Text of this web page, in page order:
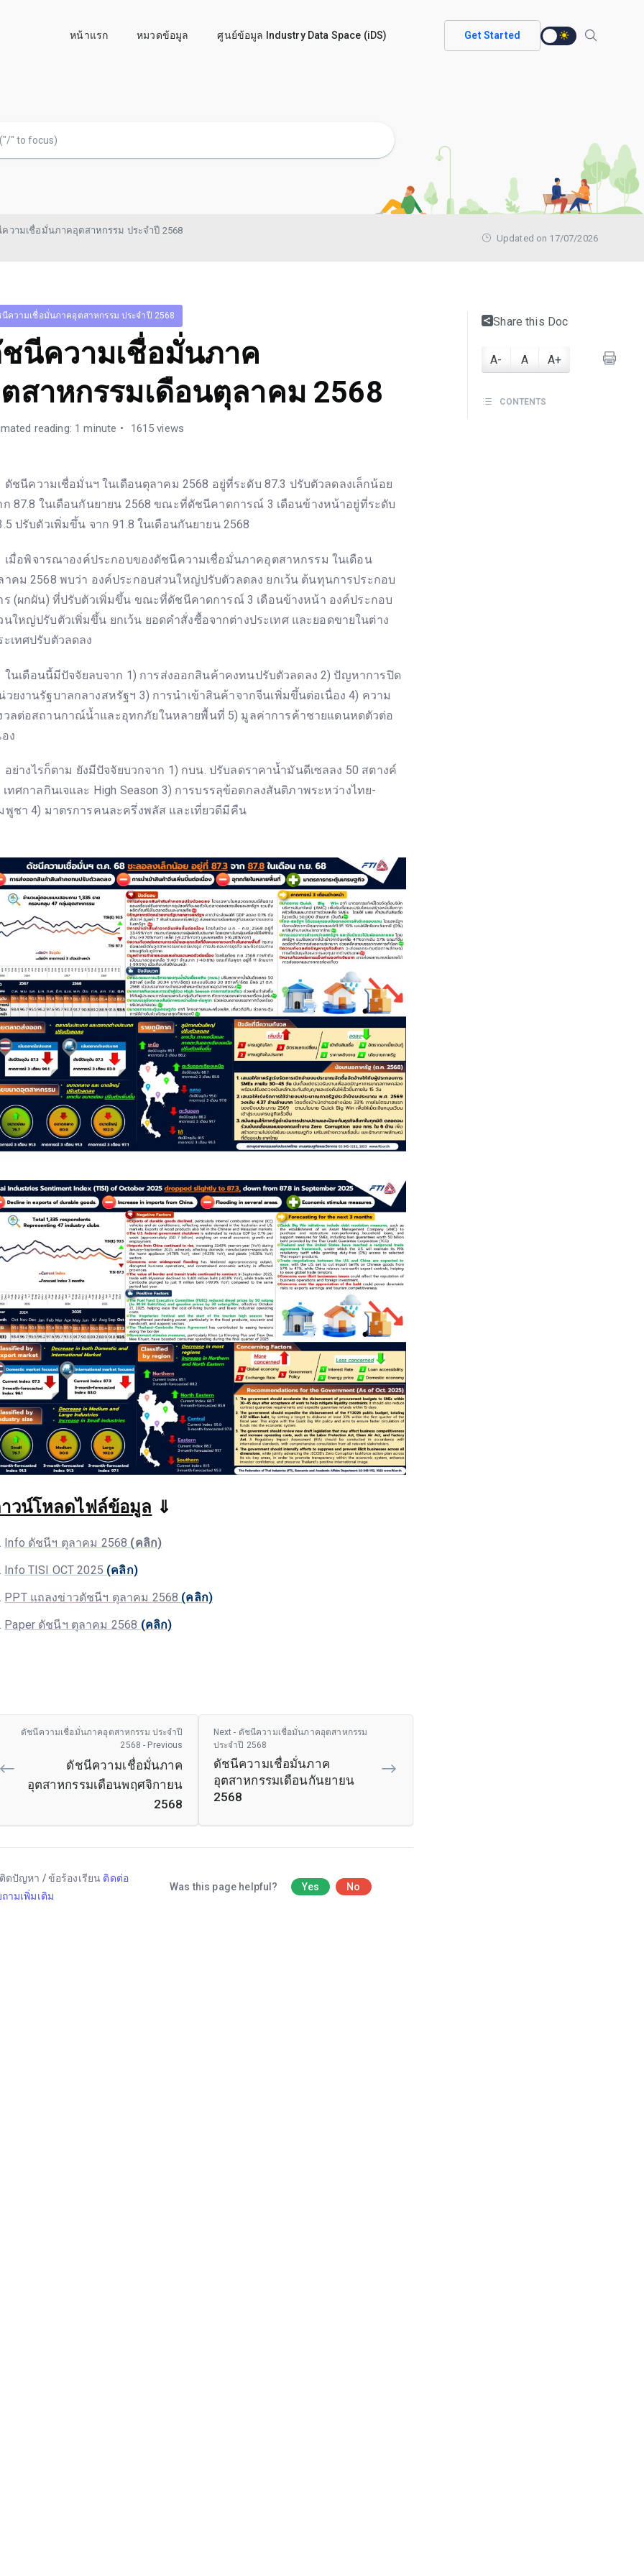
หน้าแรก หมวดข้อมูล ศูนย์ข้อมูล Industry Data Space (iDS) Get Started
วามเชื่อมั่นภาคอุตสาหกรรม ประจำปี 2568
Updated on 17/07/2026
ความเชื่อมั่นภาคอุตสาหกรรม ประจำปี 2568
นีความเชื่อมั่นภาค
สาหกรรมเดือนตุลาคม 2568
reading: 1 minute 1615 views
ชนีความเชื่อมั่นฯ ในเดือนตุลาคม 2568 อยู่ที่ระดับ 87.3 ปรับตัวลดลงเล็กน้อย
ก 87.8 ในเดือนกันยายน 2568 ขณะที่ดัชนีคาดการณ์ 3 เดือนข้างหน้าอยู่ที่ระดับ
ปรับตัวเพิ่มขึ้น จาก 91.8 ในเดือนกันยายน 2568
มื่อพิจารณาองค์ประกอบของดัชนีความเชื่อมั่นภาคอุตสาหกรรม ในเดือน
าคม 2568 พบว่า องค์ประกอบส่วนใหญ่ปรับตัวลดลง ยกเว้น ต้นทุนการประกอบ
ร (ผกผัน) ที่ปรับตัวเพิ่มขึ้น ขณะที่ดัชนีคาดการณ์ 3 เดือนข้างหน้า องค์ประกอบ
นใหญ่ปรับตัวเพิ่มขึ้น ยกเว้น ยอดคำสั่งซื้อจากต่างประเทศ และยอดขายในต่าง
ะเทศปรับตัวลดลง
นเดือนนี้มีปัจจัยลบจาก 1) การส่งออกสินค้าคงทนปรับตัวลดลง 2) ปัญหาการปิด
วยงานรัฐบาลกลางสหรัฐฯ 3) การนำเข้าสินค้าจากจีนเพิ่มขึ้นต่อเนื่อง 4) ความ
วลต่อสถานกาณ์น้ำและอุทกภัยในหลายพื้นที่ 5) มูลค่าการค้าชายแดนหดตัวต่อ
อง
ย่างไรก็ตาม ยังมีปัจจัยบวกจาก 1) กบน. ปรับลดราคาน้ำมันดีเซลลง 50 สตางค์
เทศกาลกินเจและ High Season 3) การบรรลุข้อตกลงสันติภาพระหว่างไทย-
พูชา 4) มาตรการคนละครึ่งพลัส และเที่ยวดีมีคืน
วน์โหลดไฟล์ข้อมูล ⇓
Info ดัชนีฯ ตุลาคม 2568 (คลิก)
Info TISI OCT 2025 (คลิก)
PPT แถลงข่าวดัชนีฯ ตุลาคม 2568 (คลิก)
Paper ดัชนีฯ ตุลาคม 2568 (คลิก)
ดัชนีความเชื่อมั่นภาคอุตสาหกรรม ประจำปี
2568 - Previous
ดัชนีความเชื่อมั่นภาค
อุตสาหกรรมเดือนพฤศจิกายน
2568
Next - ดัชนีความเชื่อมั่นภาคอุตสาหกรรม
ประจำปี 2568
ดัชนีความเชื่อมั่นภาค
อุตสาหกรรมเดือนกันยายน
2568
ติดปัญหา / ข้อร้องเรียน ติดต่อ
ามเพิ่มเติม
Was this page helpful? Yes No
Share this Doc
A- A A+
CONTENTS